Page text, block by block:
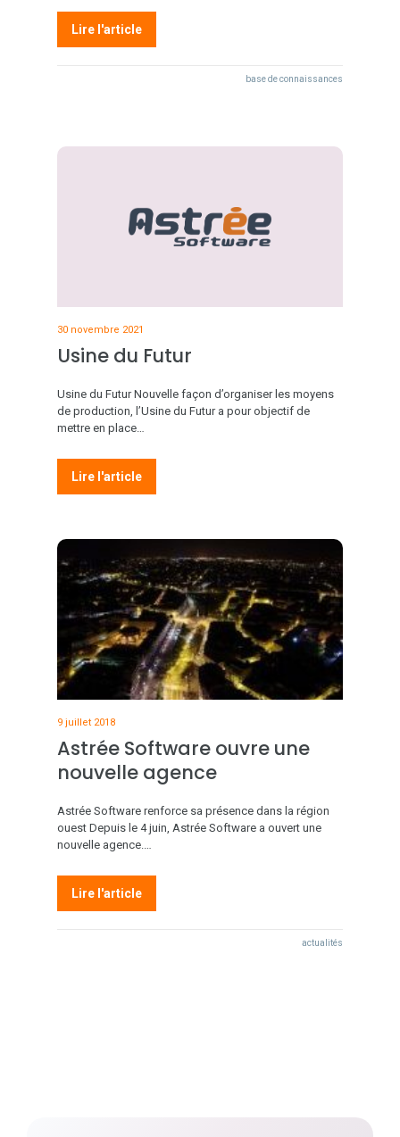
Lire l'article
base de connaissances
30 novembre 2021
Usine du Futur
Usine du Futur Nouvelle façon d’organiser les moyens
de production, l’Usine du Futur a pour objectif de
mettre en place…
Lire l'article
9 juillet 2018
Astrée Software ouvre une
nouvelle agence
Astrée Software renforce sa présence dans la région
ouest Depuis le 4 juin, Astrée Software a ouvert une
nouvelle agence.…
Lire l'article
actualités